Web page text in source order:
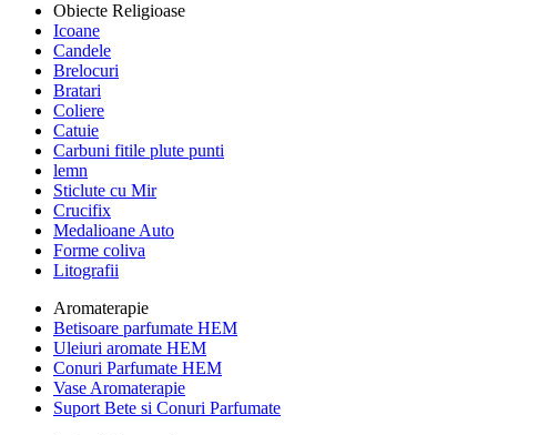
Obiecte Religioase
Icoane
Candele
Brelocuri
Bratari
Coliere
Catuie
Carbuni fitile plute punti
lemn
Sticlute cu Mir
Crucifix
Medalioane Auto
Forme coliva
Litografii
Aromaterapie
Betisoare parfumate HEM
Uleiuri aromate HEM
Conuri Parfumate HEM
Vase Aromaterapie
Suport Bete si Conuri Parfumate